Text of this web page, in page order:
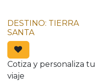
DESTINO: TIERRA
SANTA
Cotiza y personaliza tu
viaje